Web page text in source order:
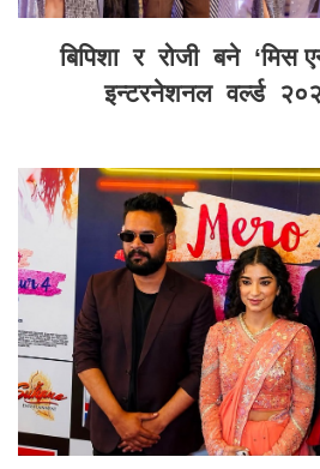
बिपिशा र रोजी बने ‘मिस
इन्टरनेशनल वर्ल्ड